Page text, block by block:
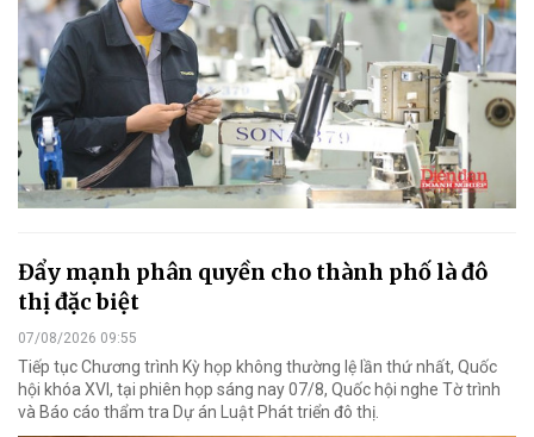
Đẩy mạnh phân quyền cho thành phố là đô
thị đặc biệt
07/08/2026 09:55
Tiếp tục Chương trình Kỳ họp không thường lệ lần thứ nhất, Quốc
hội khóa XVI, tại phiên họp sáng nay 07/8, Quốc hội nghe Tờ trình
và Báo cáo thẩm tra Dự án Luật Phát triển đô thị.